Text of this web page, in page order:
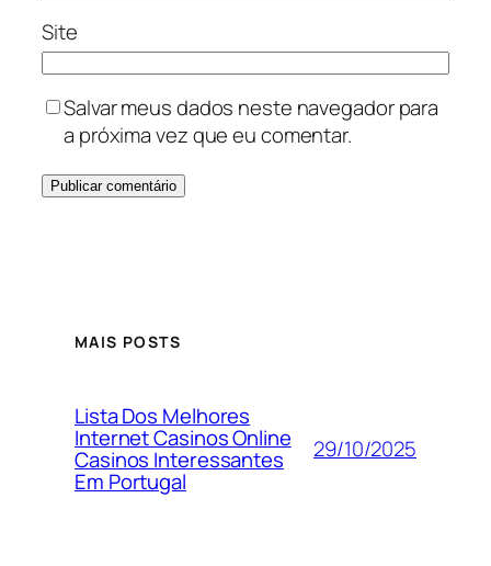
Site
Salvar meus dados neste navegador para
a próxima vez que eu comentar.
MAIS POSTS
Lista Dos Melhores
Internet Casinos Online
Casinos Interessantes
Em Portugal
29/10/2025